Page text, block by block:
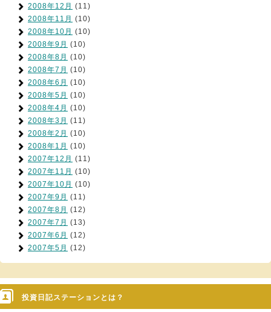
2008年12月 (11)
2008年11月 (10)
2008年10月 (10)
2008年9月 (10)
2008年8月 (10)
2008年7月 (10)
2008年6月 (10)
2008年5月 (10)
2008年4月 (10)
2008年3月 (11)
2008年2月 (10)
2008年1月 (10)
2007年12月 (11)
2007年11月 (10)
2007年10月 (10)
2007年9月 (11)
2007年8月 (12)
2007年7月 (13)
2007年6月 (12)
2007年5月 (12)
投資日記ステーションとは？